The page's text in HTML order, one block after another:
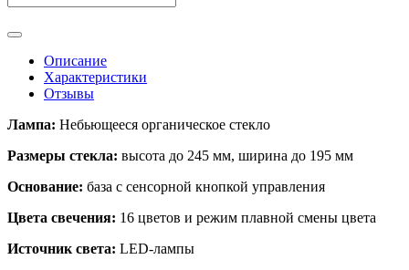
Описание
Характеристики
Отзывы
Лампа: Небьющееся органическое стекло
Размеры стекла: высота до 245 мм, ширина до 195 мм
Основание: база с сенсорной кнопкой управления
Цвета свечения: 16 цветов и режим плавной смены цвета
Источник света: LED-лампы